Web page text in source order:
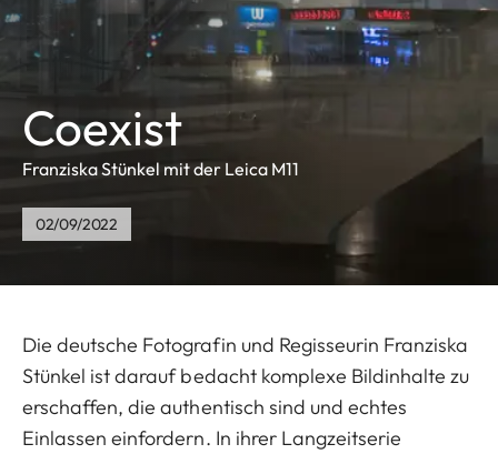
Coexist
Franziska Stünkel mit der Leica M11
02/09/2022
Die deutsche Fotografin und Regisseurin Franziska
Stünkel ist darauf bedacht komplexe Bildinhalte zu
erschaffen, die authentisch sind und echtes
Einlassen einfordern. In ihrer Langzeitserie